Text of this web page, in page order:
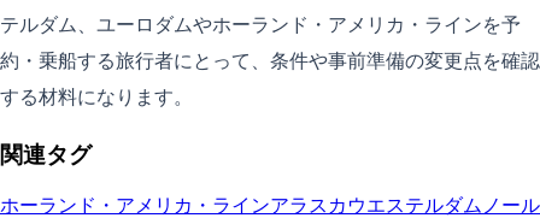
テルダム、ユーロダムやホーランド・アメリカ・ラインを予
約・乗船する旅行者にとって、条件や事前準備の変更点を確認
する材料になります。
関連タグ
ホーランド・アメリカ・ラインアラスカ ウエステルダム ノール